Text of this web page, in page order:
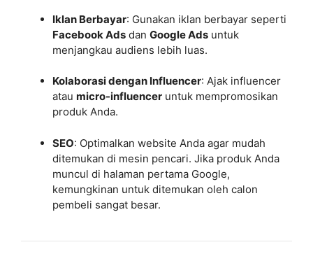
Iklan Berbayar: Gunakan iklan berbayar seperti
Facebook Ads dan Google Ads untuk
menjangkau audiens lebih luas.
Kolaborasi dengan Influencer: Ajak influencer
atau micro-influencer untuk mempromosikan
produk Anda.
SEO: Optimalkan website Anda agar mudah
ditemukan di mesin pencari. Jika produk Anda
muncul di halaman pertama Google,
kemungkinan untuk ditemukan oleh calon
pembeli sangat besar.